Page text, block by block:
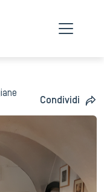
Condividi